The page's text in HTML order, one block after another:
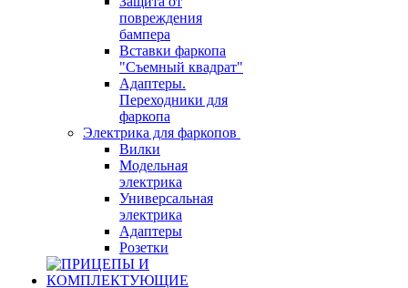
повреждения
бампера
Вставки фаркопа
"Съемный квадрат"
Адаптеры.
Переходники для
фаркопа
Электрика для фаркопов
Вилки
Модельная
электрика
Универсальная
электрика
Адаптеры
Розетки